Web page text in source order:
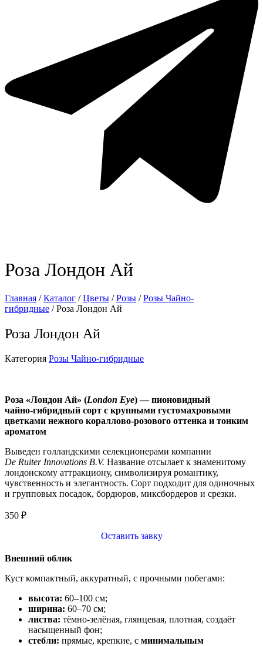
Роза Лондон Ай
Главная /Каталог /Цветы /Розы /Розы Чайно-
гибридные / Роза Лондон Ай
Роза Лондон Ай
Категория Розы Чайно-гибридные
Роза «Лондон Ай» (London Eye) — пионовидный
чайно‑гибридный сорт с крупными густомахровыми
цветками нежного кораллово‑розового оттенка и тонким
ароматом
Выведен голландскими селекционерами компании
De Ruiter Innovations B.V. Название отсылает к знаменитому
лондонскому аттракциону, символизируя романтику,
чувственность и элегантность. Сорт подходит для одиночных
и групповых посадок, бордюров, миксбордеров и срезки.
350 ₽
Оставить завку
Внешний облик
Куст компактный, аккуратный, с прочными побегами:
высота: 60–100 см;
ширина: 60–70 см;
листва: тёмно‑зелёная, глянцевая, плотная, создаёт
насыщенный фон;
стебли: прямые, крепкие, с минимальным